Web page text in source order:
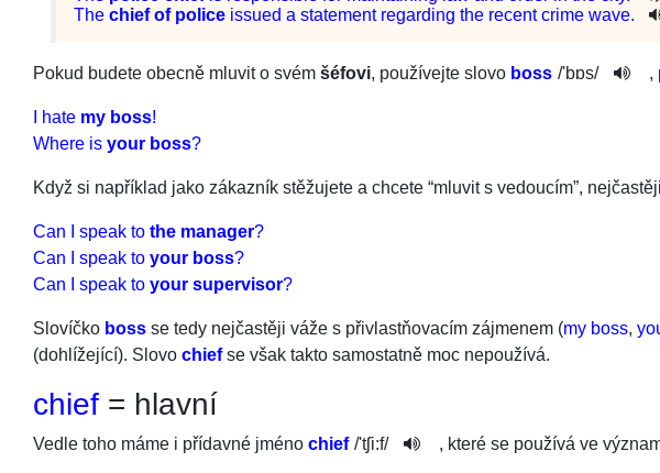
The chief of police issued a statement regarding the recent crime wave.
Pokud budete obecně mluvit o svém šéfovi, používejte slovo boss /'bɒs/ ,
I hate my boss!
Where is your boss?
Když si například jako zákazník stěžujete a chcete “mluvit s vedoucím”,
Can I speak to the manager?
Can I speak to your boss?
Can I speak to your supervisor?
Slovíčko boss se tedy nejčastěji váže s přivlastňovacím zájmenem (my boss,
(dohlížející). Slovo chiefse však takto samostatně moc nepoužívá.
chief = hlavní
Vedle toho máme i přídavné jméno chief /'tʃi:f/ , které se používá ve